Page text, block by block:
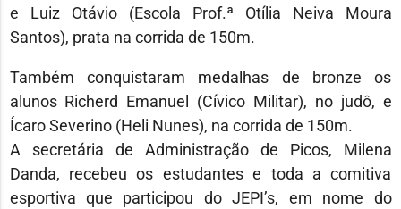
e Luiz Otávio (Escola Prof.ª Otília Neiva Moura
Santos), prata na corrida de 150m.
Também conquistaram medalhas de bronze os
alunos Richerd Emanuel (Cívico Militar), no judô, e
Ícaro Severino (Heli Nunes), na corrida de 150m.
A secretária de Administração de Picos, Milena
Danda, recebeu os estudantes e toda a comitiva
esportiva que participou do JEPI’s, em nome do